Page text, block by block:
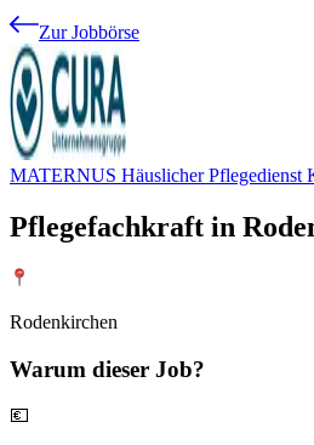
Zur Jobbörse
MATERNUS Häuslicher Pflegedienst
Pflegefachkraft in
Rodenkirchen
Warum dieser Job?
💶